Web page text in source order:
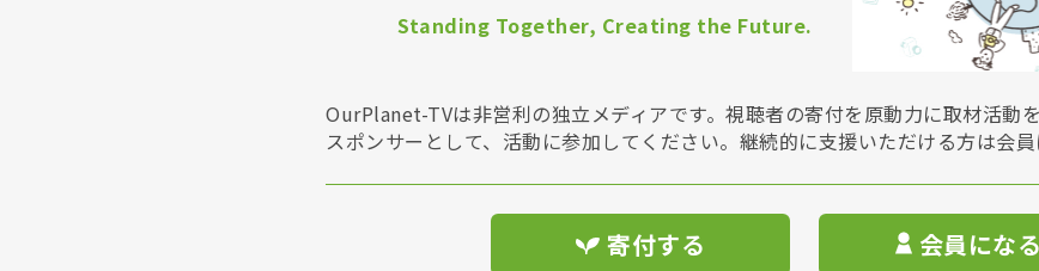
Standing Together, Creating the Future.
OurPlanet-TVは非営利の独立メディアです。視聴者の寄付を原動力に取材活動
スポンサーとして、活動に参加してください。継続的に支援いただける方は会員
寄付する 会員になる